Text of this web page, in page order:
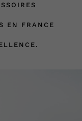
EN FRANCE